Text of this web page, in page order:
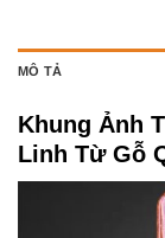
MÔ TẢ
Khung Ảnh
Linh Từ Gỗ